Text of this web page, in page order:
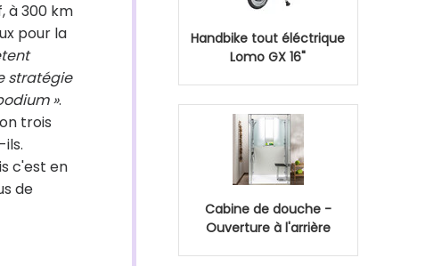
à 300 km
pour la
stratégie
».
trois
c'est en
de
Handbike tout éléctrique
Lomo GX 16"
Cabine de douche -
Ouverture à l'arrière